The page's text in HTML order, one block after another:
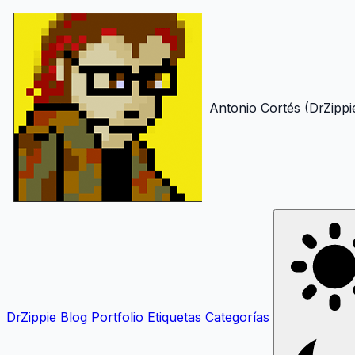
Antonio Cortés
DrZippie Blog Portfolio Etiquetas Categorías